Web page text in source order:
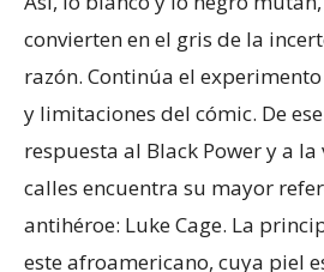
convierten en el gris de la
razón. Continúa el
y limitaciones del cómic. De
respuesta al Black Power y a
calles encuentra su mayor
antihéroe: Luke Cage. La
este afroamericano, cuya piel